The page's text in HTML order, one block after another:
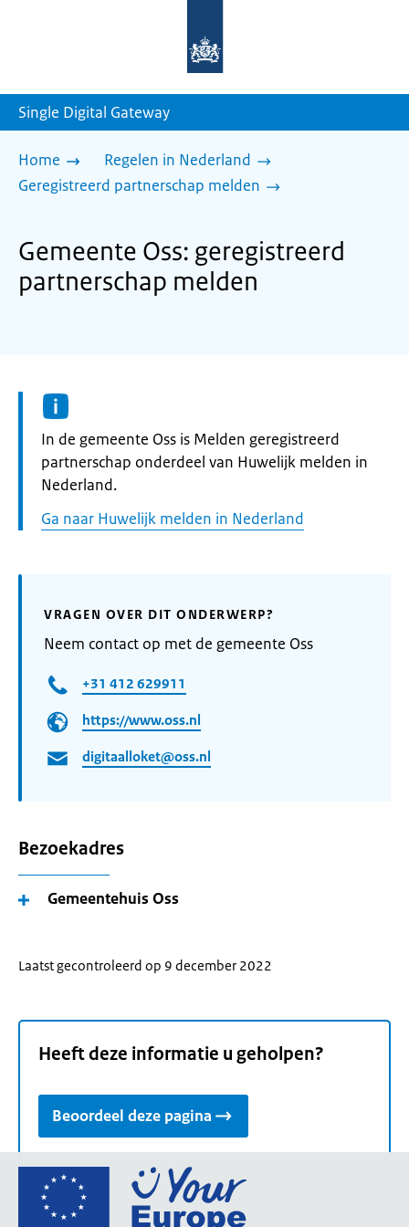
homepage
Single Digital Gateway
Home
Regelen in Nederland
Geregistreerd partnerschap melden
Gemeente Oss: geregistreerd
partnerschap melden
Informatie:
In de gemeente Oss is Melden geregistreerd
partnerschap onderdeel van Huwelijk melden in
Nederland.
Ga naar Huwelijk melden in Nederland
VRAGEN OVER DIT ONDERWERP?
Neem contact op met de gemeente Oss
+31 412 629911
https://www.oss.nl
digitaalloket@oss.nl
Bezoekadres
Gemeentehuis Oss
Laatst gecontroleerd op 9 december 2022
Heeft deze informatie u geholpen?
Beoordeel deze pagina
Ga
de